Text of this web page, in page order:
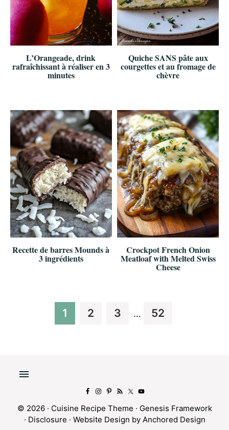
L’Orangeade, drink
rafraîchissant à réaliser en 3
minutes
Quiche SANS pâte aux
courgettes et au fromage de
chèvre
Recette de barres Mounds à
3 ingrédients
Crockpot French Onion
Meatloaf with Melted Swiss
Cheese
Page
1 Page
2 Page
3
Interim
… Page
52
© 2026 · Cuisine Recipe Theme · Genesis Framework
· Disclosure · Website Design by Anchored Design